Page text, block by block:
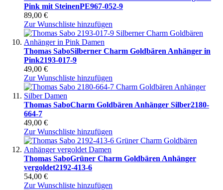
Pink mit SteinenPE967-052-9
89,00 €
Zur Wunschliste hinzufügen
Thomas SaboSilberner Charm Goldbären Anhänger in
Pink2193-017-9
49,00 €
Zur Wunschliste hinzufügen
Thomas SaboCharm Goldbären Anhänger Silber2180-
664-7
49,00 €
Zur Wunschliste hinzufügen
Thomas SaboGrüner Charm Goldbären Anhänger
vergoldet2192-413-6
54,00 €
Zur Wunschliste hinzufügen